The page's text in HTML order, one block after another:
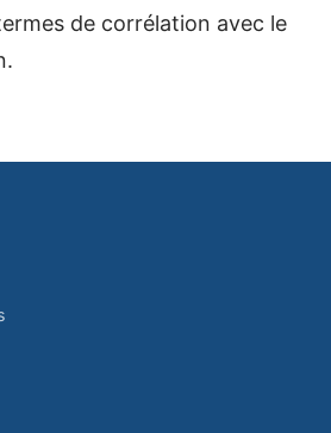
de corrélation avec le